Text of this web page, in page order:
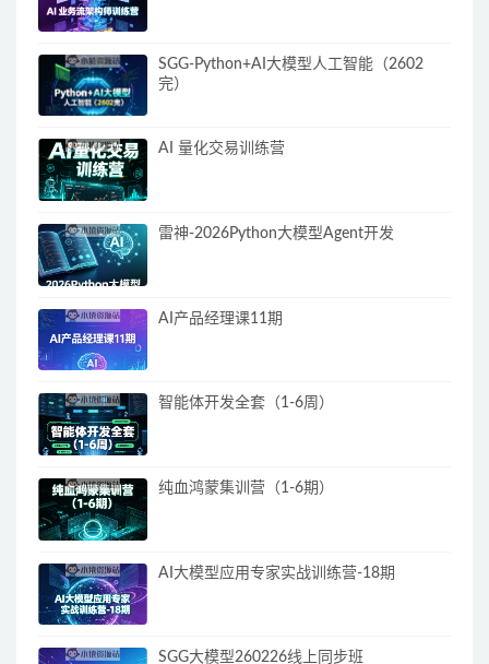
SGG-Python+AI大模型人工智能（2602
完）
AI 量化交易训练营
雷神-2026Python大模型Agent开发
AI产品经理课11期
智能体开发全套（1-6周）
纯血鸿蒙集训营（1-6期）
AI大模型应用专家实战训练营-18期
SGG大模型260226线上同步班